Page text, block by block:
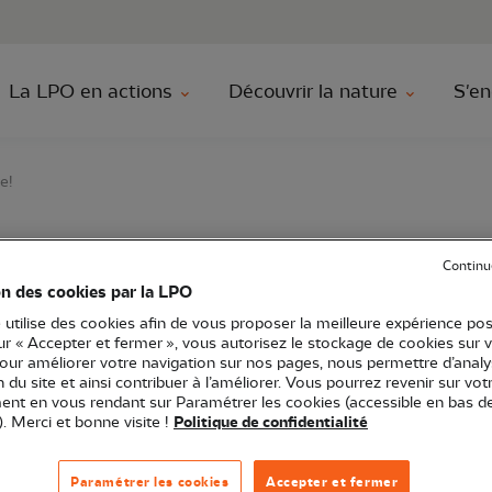
Aller à la
La LPO en actions Découvrir la nature
observations
Occitanie Formation 34 - Hérault
des cookies par la LPO
utilise des cookies afin de vous proposer la meilleure expérience
« Accepter et fermer », vous autorisez le stockage de cookies sur
améliorer votre navigation sur nos pages, nous permettre
du site et ainsi contribuer à l’améliorer. Vous pourrez revenir sur
en vous rendant sur Paramétrer les cookies (accessible en bas
Merci et bonne visite ! Politique de confidentialité
Accepter et fermer
Paramétrer les cookies